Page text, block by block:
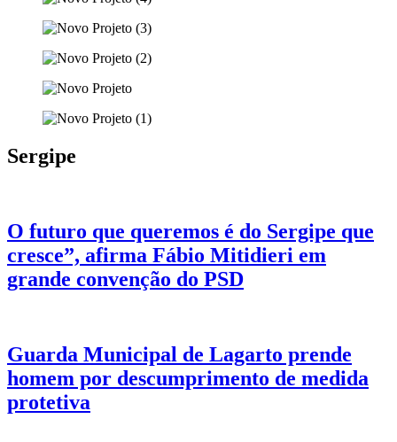
Sergipe
O futuro que queremos é do Sergipe que
cresce”, afirma Fábio Mitidieri em
grande convenção do PSD
Guarda Municipal de Lagarto prende
homem por descumprimento de medida
protetiva